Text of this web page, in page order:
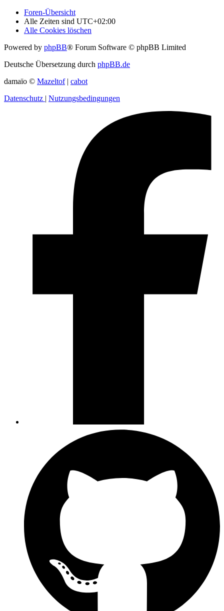
Foren-Übersicht
Alle Zeiten sind UTC+02:00
Alle Cookies löschen
Powered by phpBB® Forum Software © phpBB Limited
Deutsche Übersetzung durch phpBB.de
damaïo © Mazeltof| cabot
Datenschutz | Nutzungsbedingungen